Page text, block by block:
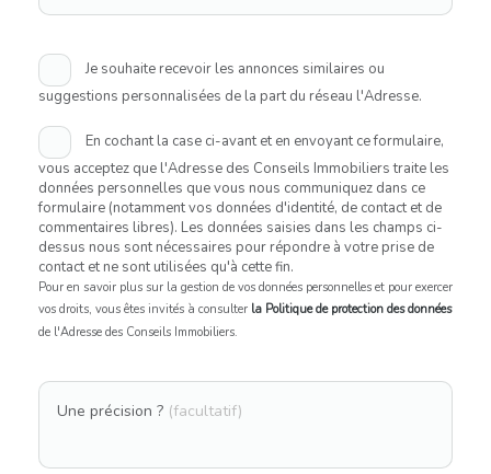
Je souhaite recevoir les annonces similaires ou
suggestions personnalisées de la part du réseau l'Adresse.
En cochant la case ci-avant et en envoyant ce formulaire,
vous acceptez que l'Adresse des Conseils Immobiliers traite les
données personnelles que vous nous communiquez dans ce
formulaire (notamment vos données d'identité, de contact et de
commentaires libres). Les données saisies dans les champs ci-
dessus nous sont nécessaires pour répondre à votre prise de
contact et ne sont utilisées qu'à cette fin.
Pour en savoir plus sur la gestion de vos données personnelles et pour exercer
vos droits, vous êtes invités à consulter la Politique de protection des données
de l'Adresse des Conseils Immobiliers.
Une précision ? (facultatif)